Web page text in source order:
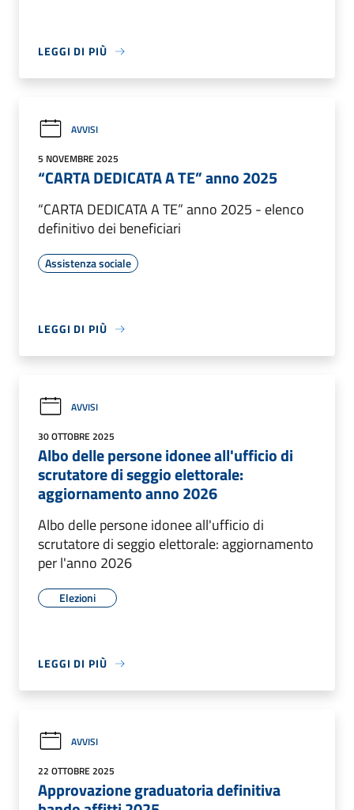
LEGGI DI PIÙ
AVVISI
5 NOVEMBRE 2025
“CARTA DEDICATA A TE” anno 2025
“CARTA DEDICATA A TE” anno 2025 - elenco
definitivo dei beneficiari
Assistenza sociale
LEGGI DI PIÙ
AVVISI
30 OTTOBRE 2025
Albo delle persone idonee all'ufficio di
scrutatore di seggio elettorale:
aggiornamento anno 2026
Albo delle persone idonee all'ufficio di
scrutatore di seggio elettorale: aggiornamento
per l'anno 2026
Elezioni
LEGGI DI PIÙ
AVVISI
22 OTTOBRE 2025
Approvazione graduatoria definitiva